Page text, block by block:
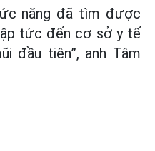
năng đã tìm được
tức đến cơ sở y tế
đầu tiên”, anh Tâm